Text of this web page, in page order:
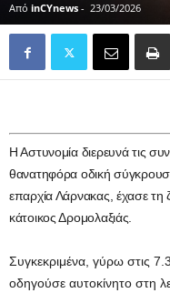
Από inCYnews - 23/03/2026
Η Αστυνομία διερευνά τις
θανατηφόρα οδική
επαρχία Λάρνακας, έχασε
κάτοικος Δρομολαξιάς.
Συγκεκριμένα, γύρω στις
οδηγούσε αυτοκίνητο στη